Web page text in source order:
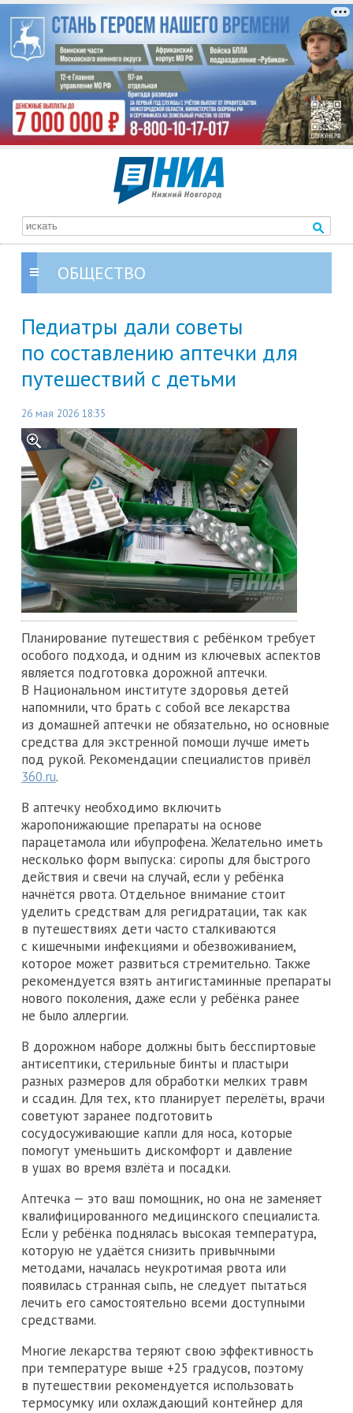
ОБЩЕСТВО
Педиатры дали советы
по составлению аптечки для
путешествий с детьми
26 мая 2026 18:35
Планирование путешествия с ребёнком требует
особого подхода, и одним из ключевых аспектов
является подготовка дорожной аптечки.
В Национальном институте здоровья детей
напомнили, что брать с собой все лекарства
из домашней аптечки не обязательно, но основные
средства для экстренной помощи лучше иметь
под рукой. Рекомендации специалистов привёл
360.ru.
В аптечку необходимо включить
жаропонижающие препараты на основе
парацетамола или ибупрофена. Желательно иметь
несколько форм выпуска: сиропы для быстрого
действия и свечи на случай, если у ребёнка
начнётся рвота. Отдельное внимание стоит
уделить средствам для регидратации, так как
в путешествиях дети часто сталкиваются
с кишечными инфекциями и обезвоживанием,
которое может развиться стремительно. Также
рекомендуется взять антигистаминные препараты
нового поколения, даже если у ребёнка ранее
не было аллергии.
В дорожном наборе должны быть бесспиртовые
антисептики, стерильные бинты и пластыри
разных размеров для обработки мелких травм
и ссадин. Для тех, кто планирует перелёты, врачи
советуют заранее подготовить
сосудосуживающие капли для носа, которые
помогут уменьшить дискомфорт и давление
в ушах во время взлёта и посадки.
Аптечка — это ваш помощник, но она не заменяет
квалифицированного медицинского специалиста.
Если у ребёнка поднялась высокая температура,
которую не удаётся снизить привычными
методами, началась неукротимая рвота или
появилась странная сыпь, не следует пытаться
лечить его самостоятельно всеми доступными
средствами.
Многие лекарства теряют свою эффективность
при температуре выше +25 градусов, поэтому
в путешествии рекомендуется использовать
термосумку или охлаждающий контейнер для